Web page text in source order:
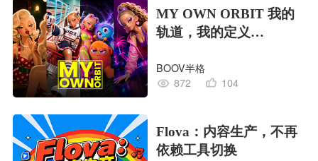
MY OWN ORBIT 我的
轨道，我的定义
对
BOOV半格
872
104
Flova：内容生产，不再
依赖工具切换